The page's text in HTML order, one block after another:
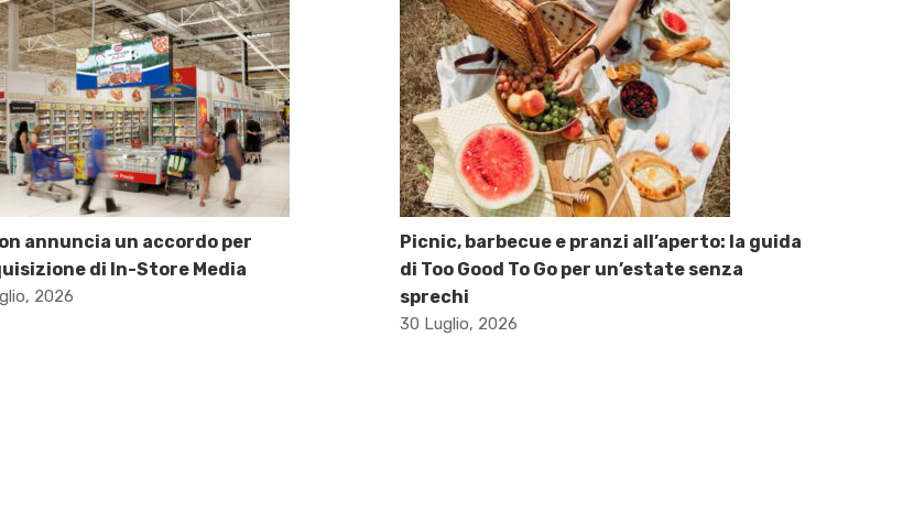
annuncia un accordo per
di In-Store Media
2026
Picnic, barbecue e pranzi all’aperto: la guida
di Too Good To Go per un’estate senza
sprechi
30 Luglio, 2026